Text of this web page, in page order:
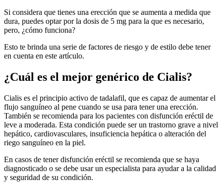
Si considera que tienes una erección que se aumenta a medida que
dura, puedes optar por la dosis de 5 mg para la que es necesario,
pero, ¿cómo funciona?
Esto te brinda una serie de factores de riesgo y de estilo debe tener
en cuenta en este artículo.
¿Cuál es el mejor genérico de Cialis?
Cialis es el principio activo de tadalafil, que es capaz de aumentar el
flujo sanguíneo al pene cuando se usa para tener una erección.
También se recomienda para los pacientes con disfunción eréctil de
leve a moderada. Esta condición puede ser un trastorno grave a nivel
hepático, cardiovasculares, insuficiencia hepática o alteración del
riego sanguíneo en la piel.
En casos de tener disfunción eréctil se recomienda que se haya
diagnosticado o se debe usar un especialista para ayudar a la calidad
y seguridad de su condición.